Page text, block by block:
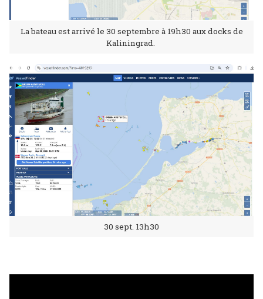
La bateau est arrivé le 30 septembre à 19h30 aux docks de
Kaliningrad.
30 sept. 13h30